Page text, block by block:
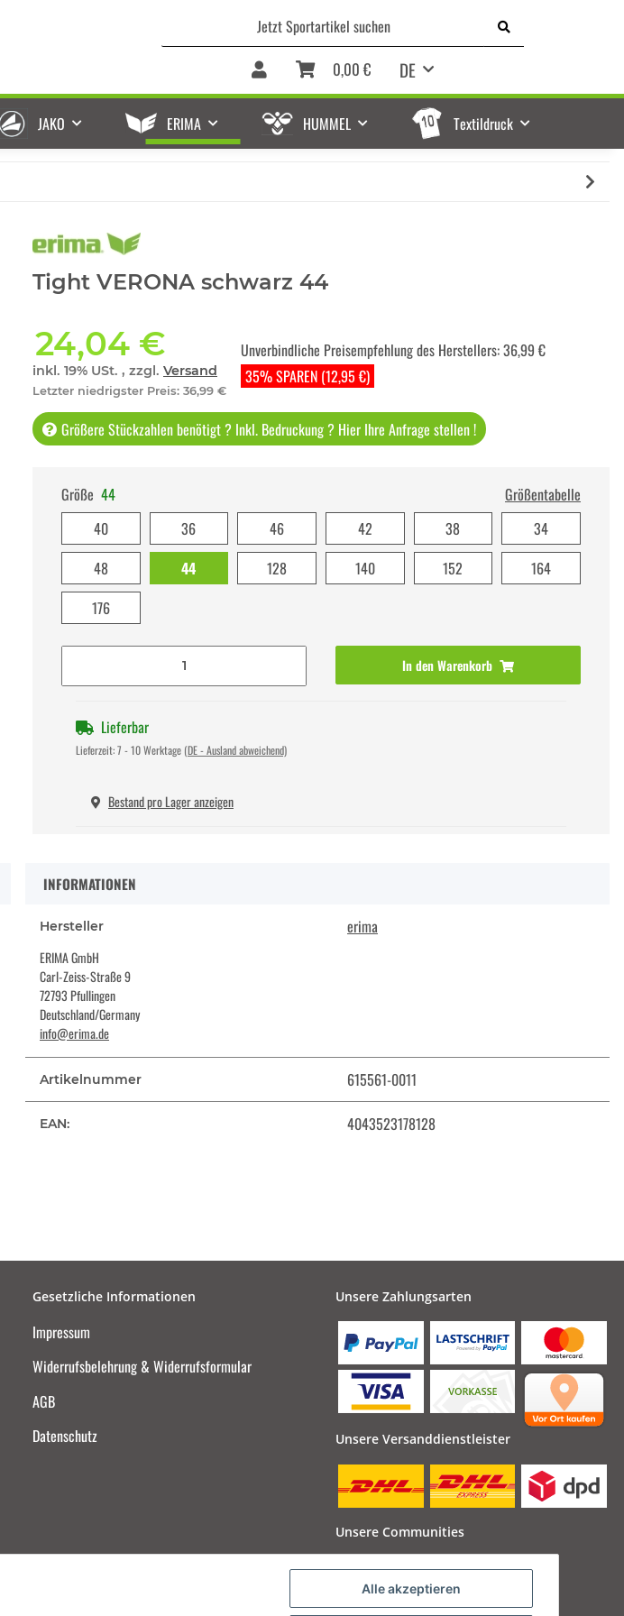
DE
0,00 €
JAKO ERIMA HUMMEL Textildruck
Tight VERONA schwarz 44
24,04 €
inkl. 19% USt. , zzgl. Versand
Letzter niedrigster Preis: 36,99 €
35% SPAREN (12,95 €)
Unverbindliche Preisempfehlung des Herstellers:36,99 €
Größere Stückzahlen benötigt ? Inkl. Bedruckung ? Hier Ihre Anfrage stellen !
Größe 44
Größentabelle
40
36 46 42 38
34
48
44 128 140 152
164
176
In den Warenkorb
Lieferbar
Lieferzeit:7 - 10 Werktage (DE - Ausland abweichend)
Bestand pro Lager anzeigen
INFORMATIONEN
Hersteller erima
ERIMA GmbH
Carl-Zeiss-Straße 9
72793 Pfullingen
Deutschland/Germany
info@erima.de
Artikelnummer 615561-0011
EAN: 4043523178128
Gesetzliche Informationen
Impressum
Widerrufsbelehrung & Widerrufsformular
AGB
Datenschutz
Unsere Zahlungsarten
Unsere Versanddienstleister
Unsere Communities
Alle akzeptieren